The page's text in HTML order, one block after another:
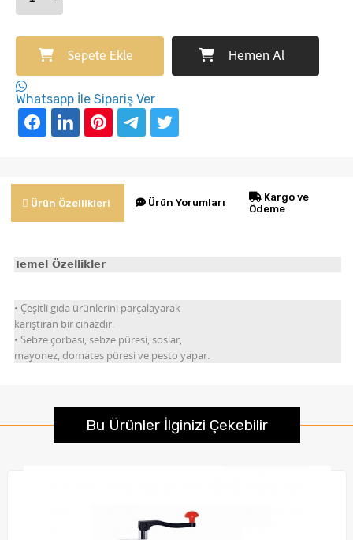
Sepete Ekle Hemen Al
Whatsapp İle Sipariş Ver
Ürün Özellikleri Ürün Yorumları
Kargo ve
Ödeme
Temel Özellikler
• Çeşitli gıda ürünlerini parçalayarak
karıştıran bir cihazdır.
• Sebze çorbası, sebze püresi, soslar,
mayonez, domates püresi ve pesto yapar.
Bu Ürünler İlginizi Çekebilir